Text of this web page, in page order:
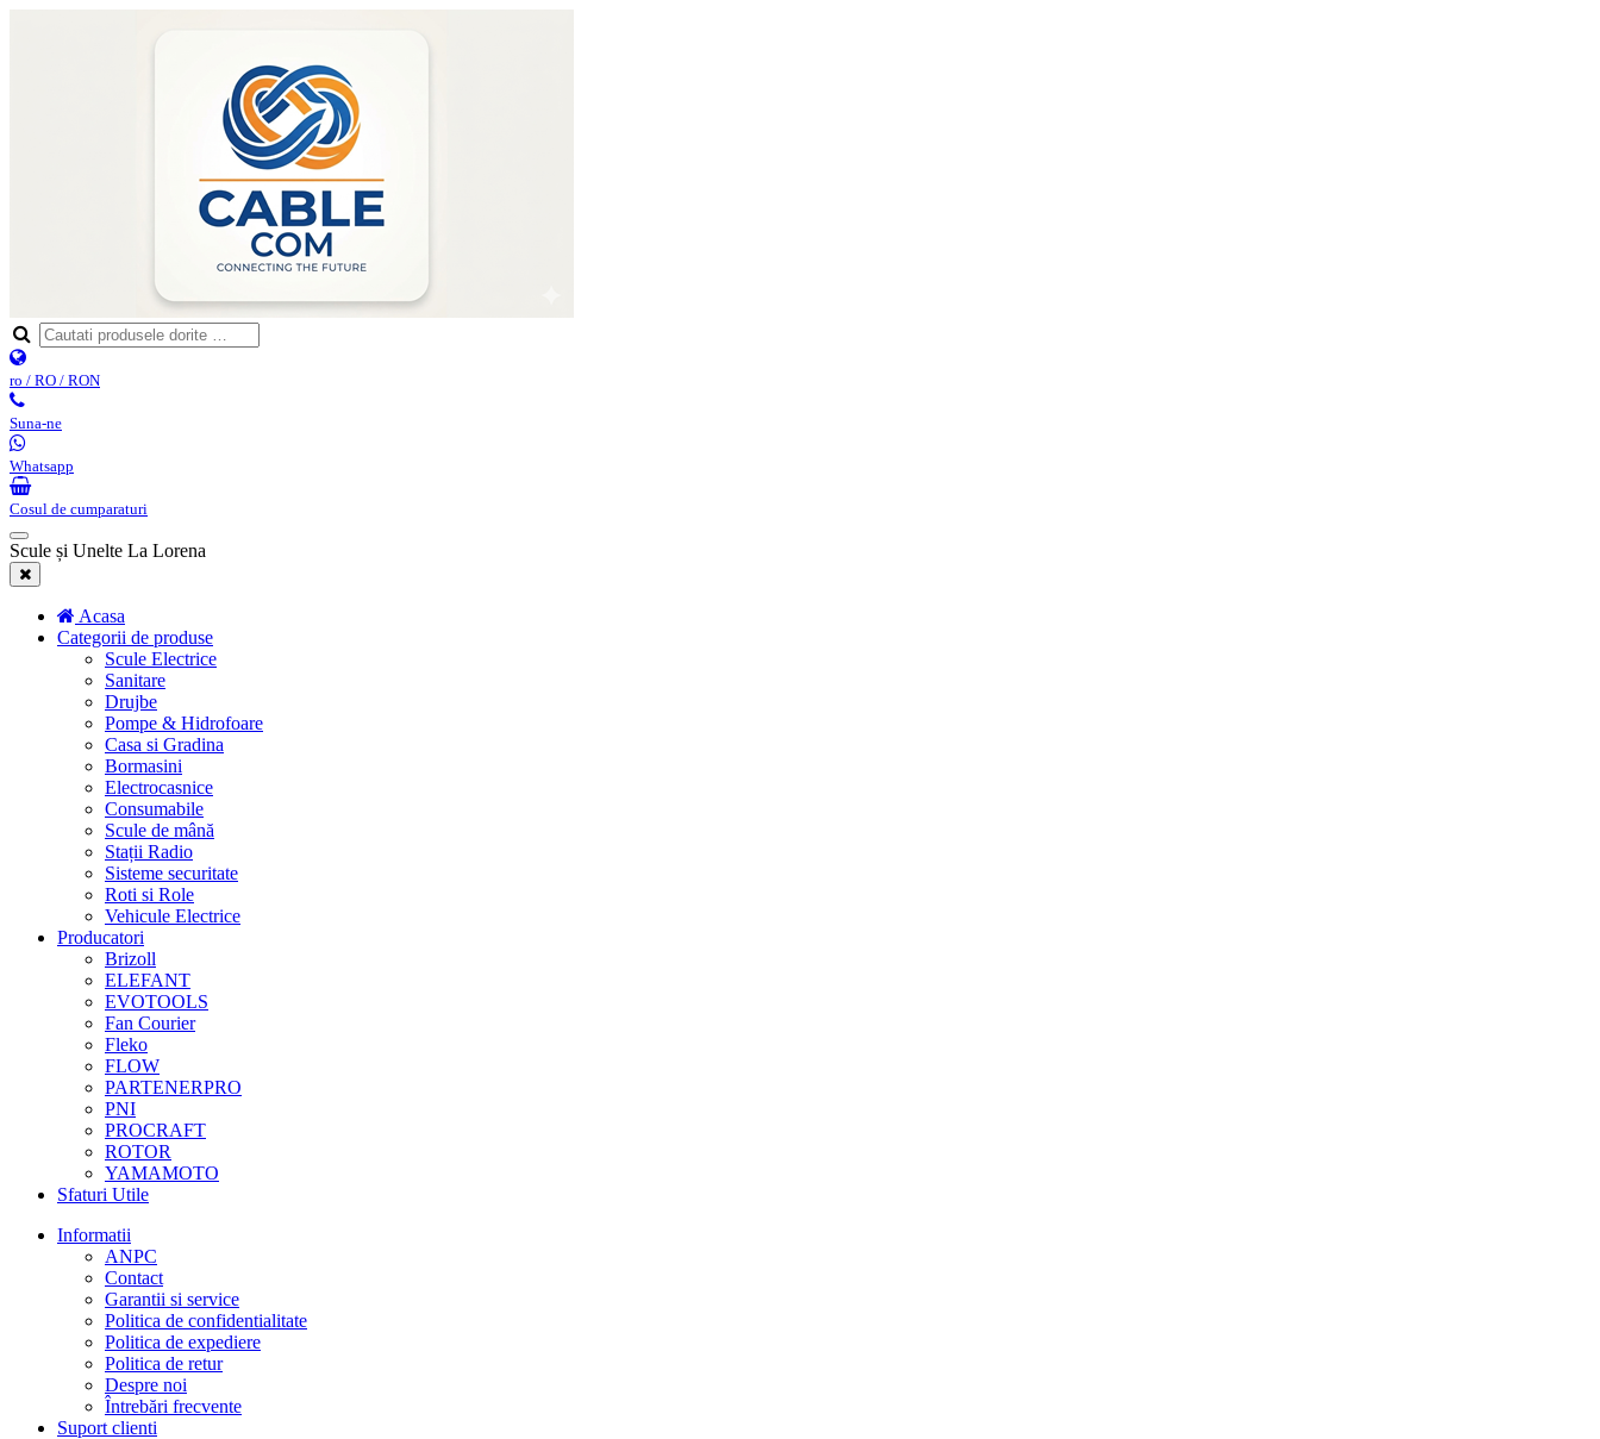
ro / RO / RON
Suna-ne
Whatsapp
Cosul de cumparaturi
Scule și Unelte La Lorena
Acasa
Categorii de produse
Scule Electrice
Sanitare
Drujbe
Pompe & Hidrofoare
Casa si Gradina
Bormasini
Electrocasnice
Consumabile
Scule de mână
Stații Radio
Sisteme securitate
Roti si Role
Vehicule Electrice
Producatori
Brizoll
ELEFANT
EVOTOOLS
Fan Courier
Fleko
FLOW
PARTENERPRO
PNI
PROCRAFT
ROTOR
YAMAMOTO
Sfaturi Utile
Informatii
ANPC
Contact
Garantii si service
Politica de confidentialitate
Politica de expediere
Politica de retur
Despre noi
Întrebări frecvente
Suport clienti